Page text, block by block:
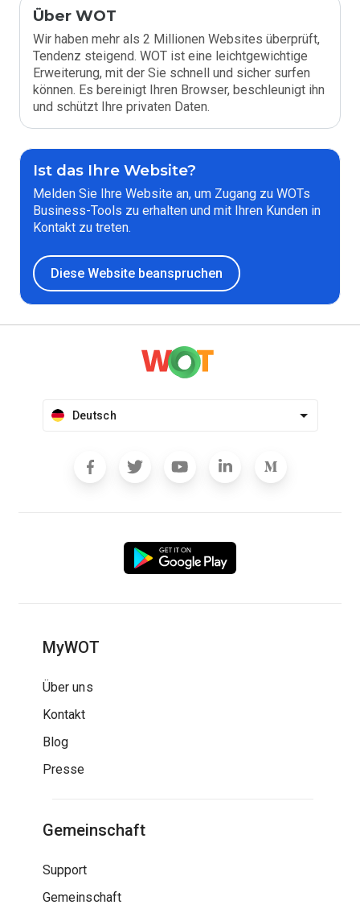
Über WOT
Wir haben mehr als 2 Millionen Websites überprüft,
Tendenz steigend. WOT ist eine leichtgewichtige
Erweiterung, mit der Sie schnell und sicher surfen
können. Es bereinigt Ihren Browser, beschleunigt ihn
und schützt Ihre privaten Daten.
Ist das Ihre Website?
Melden Sie Ihre Website an, um Zugang zu WOTs
Business-Tools zu erhalten und mit Ihren Kunden in
Kontakt zu treten.
Diese Website beanspruchen
Deutsch
MyWOT
Über uns
Kontakt
Blog
Presse
Gemeinschaft
Support
Gemeinschaft